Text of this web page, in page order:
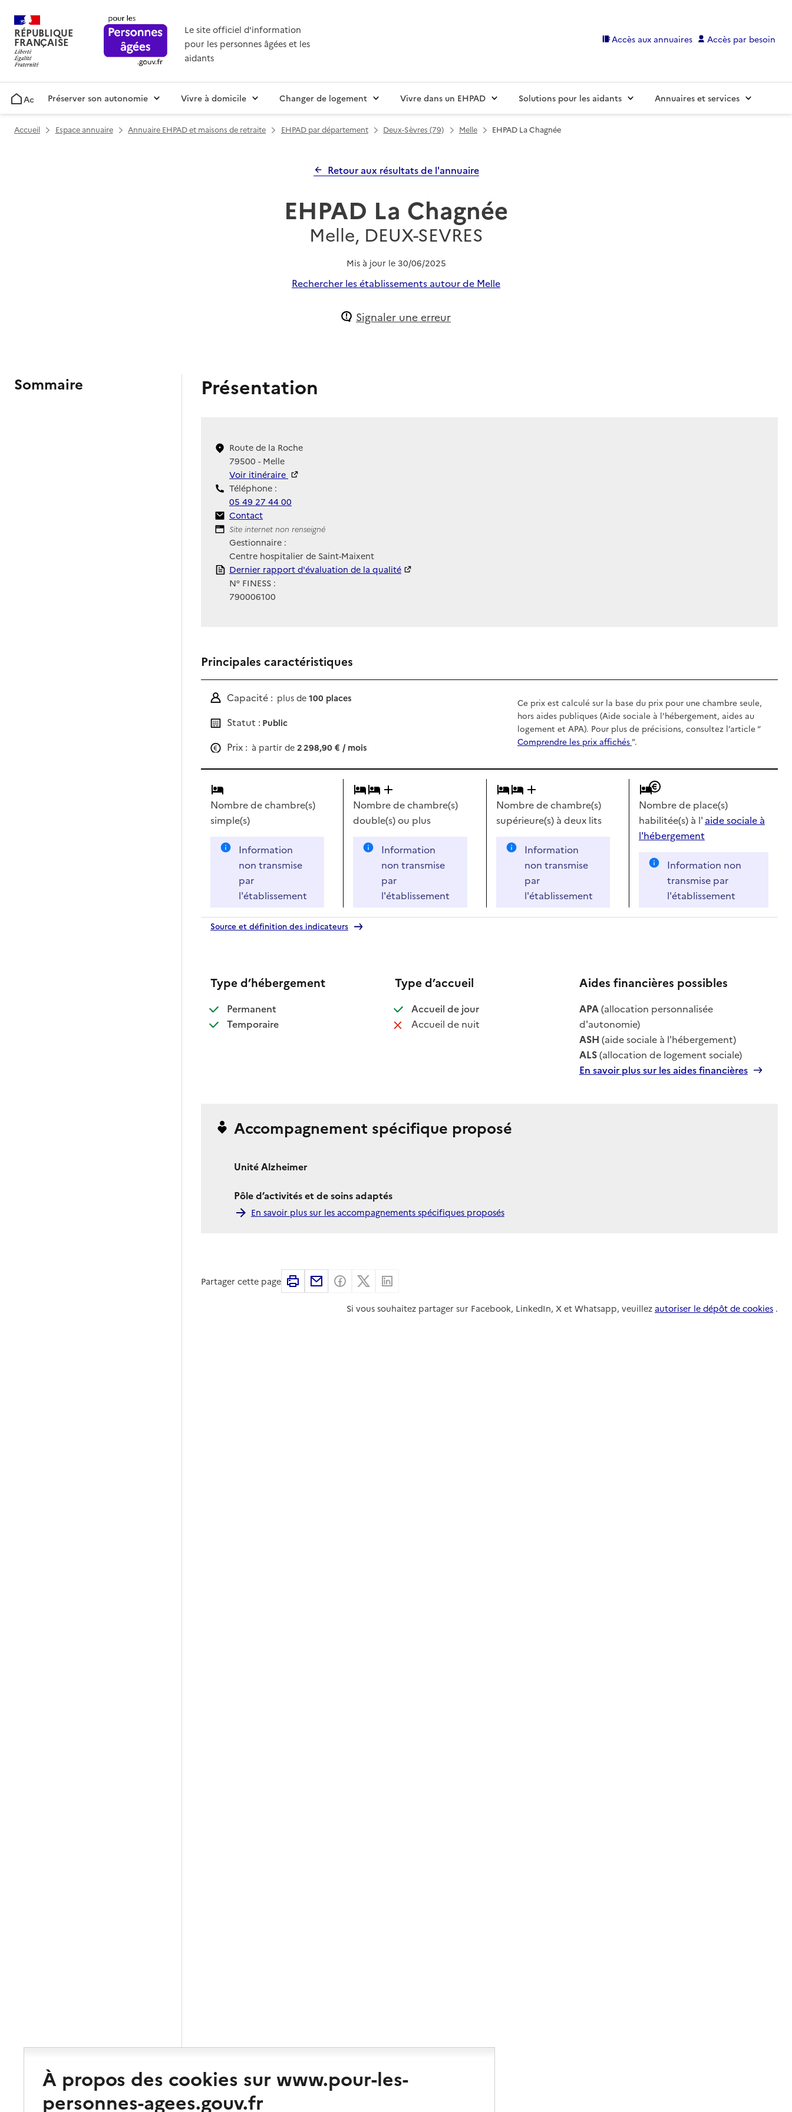
RÉPUBLIQUE
FRANÇAISE
Le site officiel d'information
pour les personnes âgées et les
aidants
Accès aux annuaires Accès par besoin
AccueilPréserver son autonomie Vivre à domicile Changer de logement Vivre dans un EHPAD Solutions pour les aidants Annuaires et services
Accueil Espace annuaire Annuaire EHPAD et maisons de retraite EHPAD par département Deux-Sèvres (79) Melle EHPAD La Chagnée
Retour aux résultats de l'annuaire
EHPAD La Chagnée
Melle, DEUX-SEVRES
Mis à jour le 30/06/2025
Rechercher les établissements autour de Melle
Signaler une erreur
Sommaire Présentation
Route de la Roche
79500 - Melle
Voir itinéraire
Téléphone :
05 49 27 44 00
Contact
Contact
Site Internet
Site internet non renseigné
Gestionnaire :
Centre hospitalier de Saint-Maixent
Rapport HAS
Dernier rapport d'évaluation de la qualité
N° FINESS :
790006100
Principales caractéristiques
Capacité : plus de 100 places
Statut : Public
Prix : à partir de 2 298,90 € / mois
Ce prix est calculé sur la base du prix pour une chambre seule,
hors aides publiques (Aide sociale à l’hébergement, aides au
logement et APA). Pour plus de précisions, consultez l’article “
Comprendre les prix affichés”.
Nombre de chambre(s)
simple(s)
Information
non transmise
par
l'établissement
Nombre de chambre(s)
double(s)ou plus
Information
non transmise
par
l'établissement
Nombre de chambre(s)
supérieure(s) à deux lits
Information
non transmise
par
l'établissement
Nombre de place(s)
habilitée(s) à l' aide sociale à
l'hébergement
Information non
transmise par
l'établissement
Source et définition des indicateurs
Type d’hébergement
Permanent: disponible
Temporaire: disponible
Type d’accueil
Accueil de jour: disponible
Accueil de nuit: non disponible
Aides financières possibles
APA(allocation personnalisée
d'autonomie)
ASH (aide sociale à l'hébergement)
ALS(allocation de logement sociale)
En savoir plus sur les aides financières
Accompagnement spécifique proposé
Unité Alzheimer
Pôle d’activités et de soins adaptés
En savoir plus sur les accompagnements spécifiques proposés
Partager cette page ImprimerPartager par email
Partager sur Facebook
Partager sur X
Si vous souhaitez partager sur Facebook, LinkedIn, X et Whatsapp, veuillez autoriser le dépôt de cookies .
À propos des cookies sur www.pour-les-
personnes-agees.gouv.fr